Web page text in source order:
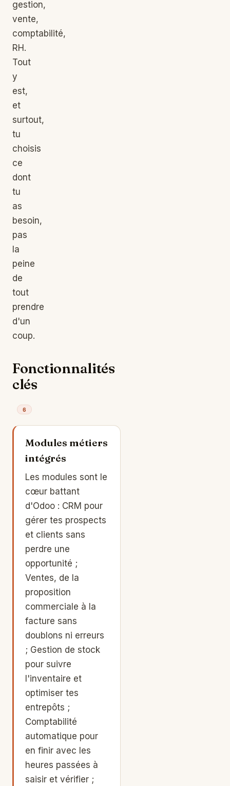
gestion,
vente,
comptabilité,
RH.
Tout
y
est,
et
surtout,
tu
choisis
ce
dont
tu
as
besoin,
pas
la
peine
de
tout
prendre
d'un
coup.
Fonctionnalités
clés
6
Modules métiers
intégrés
Les modules sont le
cœur battant
d'Odoo : CRM pour
gérer tes prospects
et clients sans
perdre une
opportunité ;
Ventes, de la
proposition
commerciale à la
facture sans
doublons ni erreurs
; Gestion de stock
pour suivre
l'inventaire et
optimiser tes
entrepôts ;
Comptabilité
automatique pour
en finir avec les
heures passées à
saisir et vérifier ;